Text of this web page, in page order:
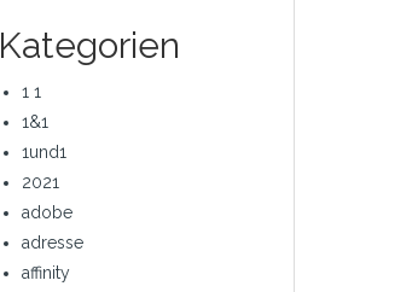
Kategorien
1 1
1&1
1und1
2021
adobe
adresse
affinity